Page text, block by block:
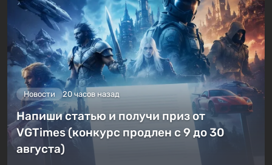
Новости 20 часов назад
Напиши статью и получи приз от
VGTimes (конкурс продлен с 9 до 30
августа)